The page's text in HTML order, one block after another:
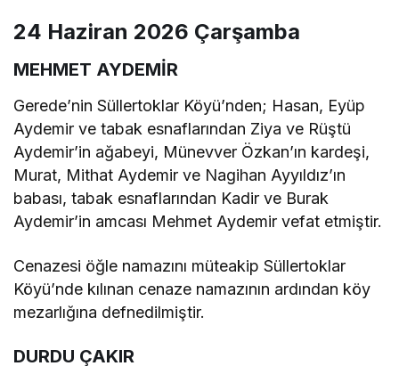
24 Haziran 2026 Çarşamba
MEHMET AYDEMİR
Gerede’nin Süllertoklar Köyü’nden; Hasan, Eyüp
Aydemir ve tabak esnaflarından Ziya ve Rüştü
Aydemir’in ağabeyi, Münevver Özkan’ın kardeşi,
Murat, Mithat Aydemir ve Nagihan Ayyıldız’ın
babası, tabak esnaflarından Kadir ve Burak
Aydemir’in amcası Mehmet Aydemir vefat etmiştir.
Cenazesi öğle namazını müteakip Süllertoklar
Köyü’nde kılınan cenaze namazının ardından köy
mezarlığına defnedilmiştir.
DURDU ÇAKIR